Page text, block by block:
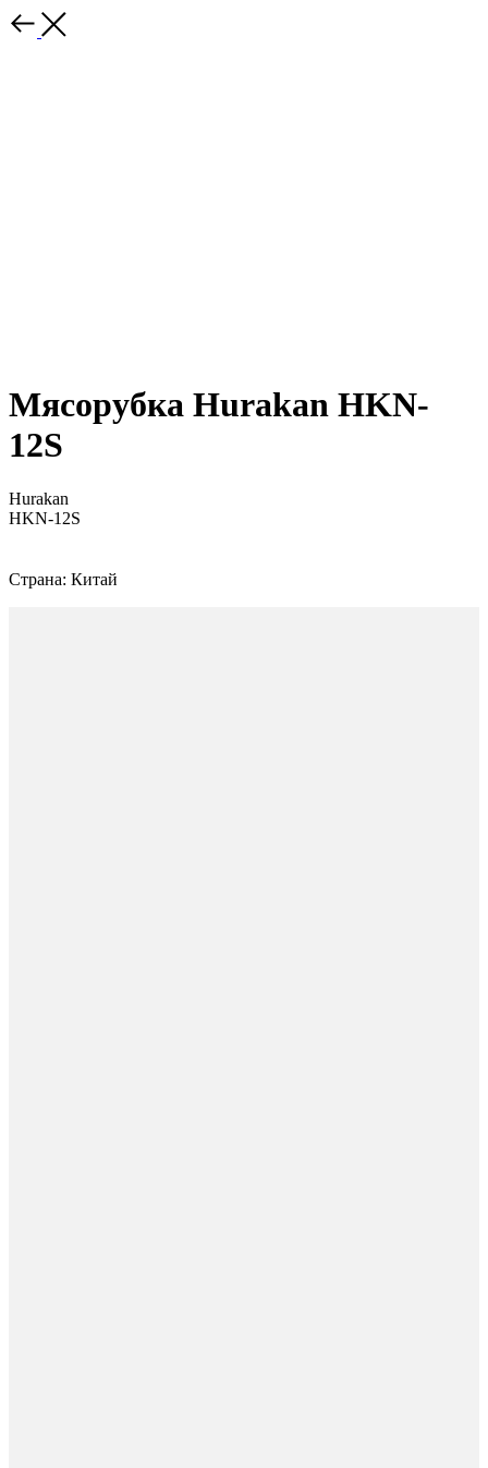
Мясорубка Hurakan HKN-
12S
Hurakan
HKN-12S
Страна: Китай